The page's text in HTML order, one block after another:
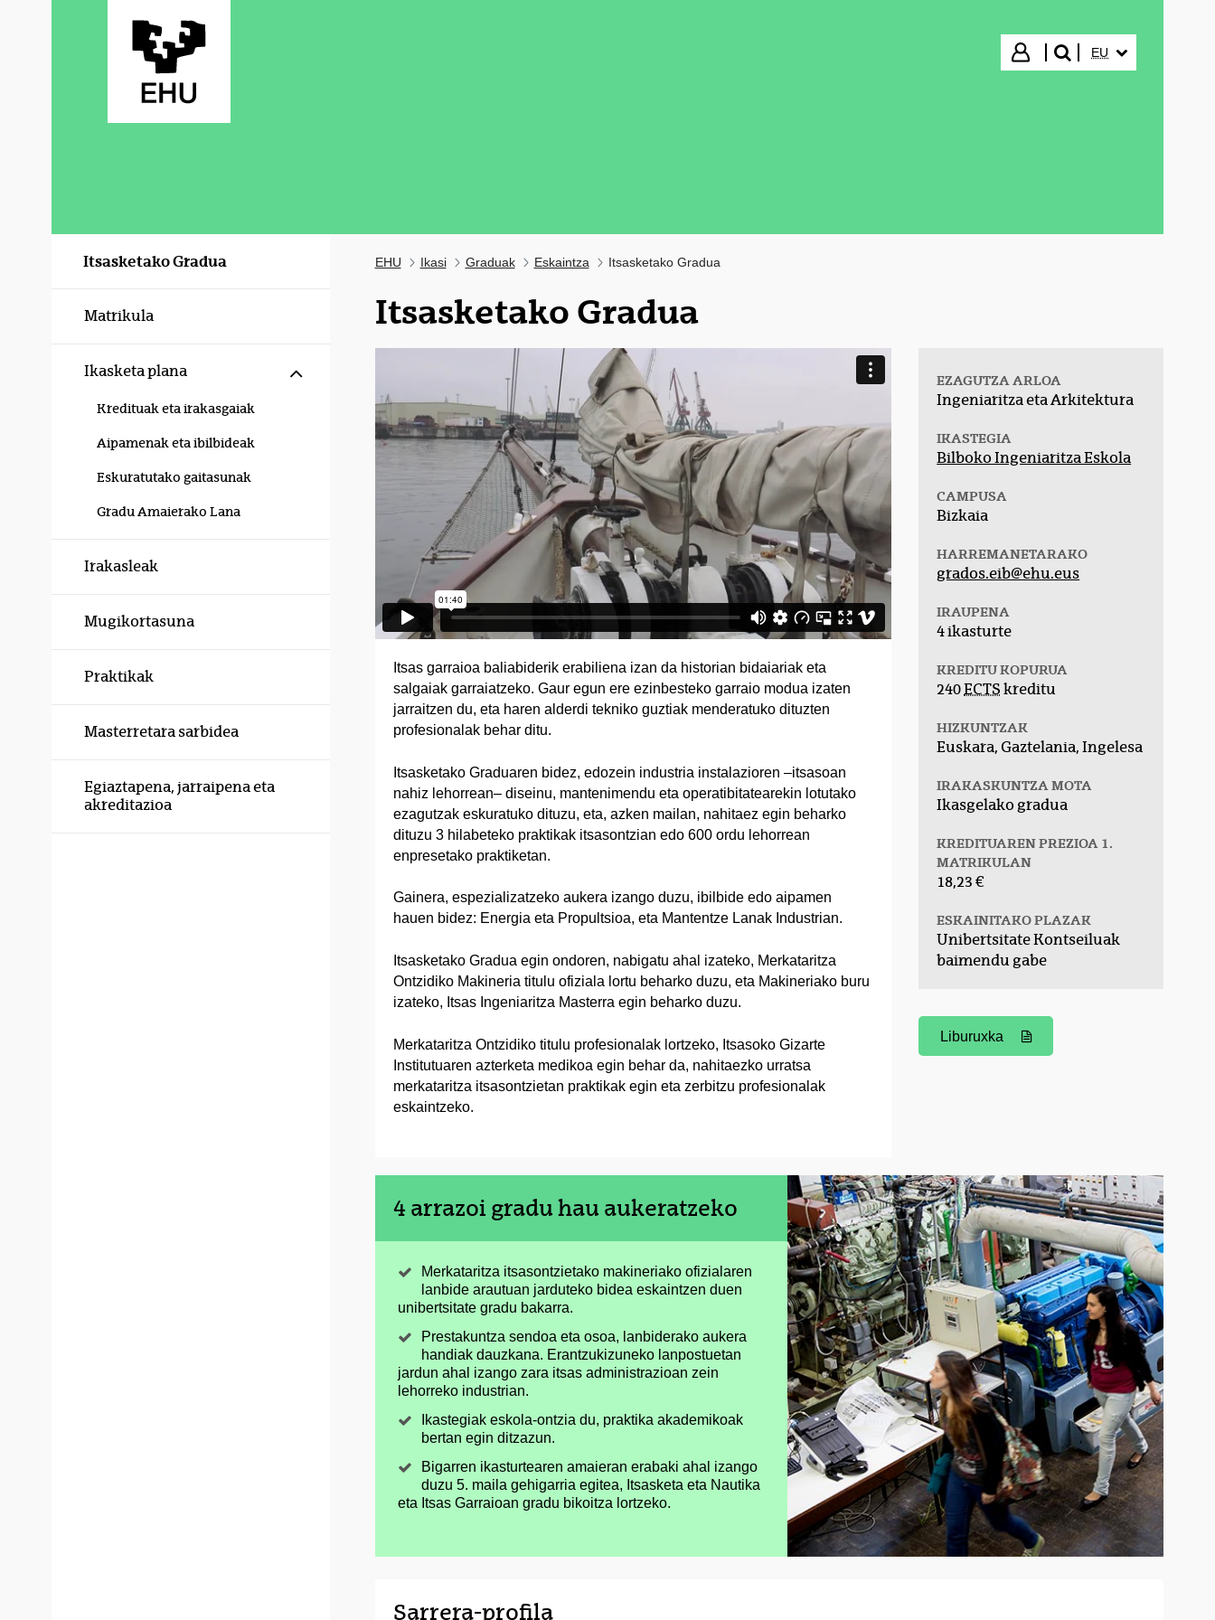
Hasi saioa
bilatu"
EU
Itsasketako Gradua
Matrikula
Ikasketa plana Erakutsi/izkutatu azpiorriak
Kredituak eta irakasgaiak
Aipamenak eta ibilbideak
Eskuratutako gaitasunak
Gradu Amaierako Lana
Irakasleak
Mugikortasuna
Praktikak
Masterretara sarbidea
Egiaztapena, jarraipena eta
akreditazioa
EHU Ikasi Graduak Eskaintza Itsasketako Gradua
Itsasketako Gradua
Itsas garraioa baliabiderik erabiliena izan da historian bidaiariak eta
salgaiak garraiatzeko. Gaur egun ere ezinbesteko garraio modua izaten
jarraitzen du, eta haren alderdi tekniko guztiak menderatuko dituzten
profesionalak behar ditu.
Itsasketako Graduaren bidez, edozein industria instalazioren –itsasoan
nahiz lehorrean– diseinu, mantenimendu eta operatibitatearekin lotutako
ezagutzak eskuratuko dituzu, eta, azken mailan, nahitaez egin beharko
dituzu 3 hilabeteko praktikak itsasontzian edo 600 ordu lehorrean
enpresetako praktiketan.
Gainera, espezializatzeko aukera izango duzu, ibilbide edo aipamen
hauen bidez: Energia eta Propultsioa, eta Mantentze Lanak Industrian.
Itsasketako Gradua egin ondoren, nabigatu ahal izateko, Merkataritza
Ontzidiko Makineria titulu ofiziala lortu beharko duzu, eta Makineriako buru
izateko, Itsas Ingeniaritza Masterra egin beharko duzu.
Merkataritza Ontzidiko titulu profesionalak lortzeko, Itsasoko Gizarte
Institutuaren azterketa medikoa egin behar da, nahitaezko urratsa
merkataritza itsasontzietan praktikak egin eta zerbitzu profesionalak
eskaintzeko.
EZAGUTZA ARLOA
Ingeniaritza eta Arkitektura
IKASTEGIA
Bilboko Ingeniaritza Eskola
CAMPUSA
Bizkaia
HARREMANETARAKO
grados.eib@ehu.eus
IRAUPENA
4 ikasturte
KREDITU KOPURUA
240ECTS kreditu
HIZKUNTZAK
Euskara, Gaztelania, Ingelesa
IRAKASKUNTZA MOTA
Ikasgelako gradua
KREDITUAREN PREZIOA 1.
MATRIKULAN
18,23 €
ESKAINITAKO PLAZAK
Unibertsitate Kontseiluak
baimendu gabe
(Beste leiho bat zabalduko du)
Liburuxka
4 arrazoi gradu hau aukeratzeko
Merkataritza itsasontzietako makineriako ofizialaren
lanbide arautuan jarduteko bidea eskaintzen duen
unibertsitate gradu bakarra.
Prestakuntza sendoa eta osoa, lanbiderako aukera
handiak dauzkana. Erantzukizuneko lanpostuetan
jardun ahal izango zara itsas administrazioan zein
lehorreko industrian.
Ikastegiak eskola-ontzia du, praktika akademikoak
bertan egin ditzazun.
Bigarren ikasturtearen amaieran erabaki ahal izango
duzu 5. maila gehigarria egitea, Itsasketa eta Nautika
eta Itsas Garraioan gradu bikoitza lortzeko.
Sarrera-profila